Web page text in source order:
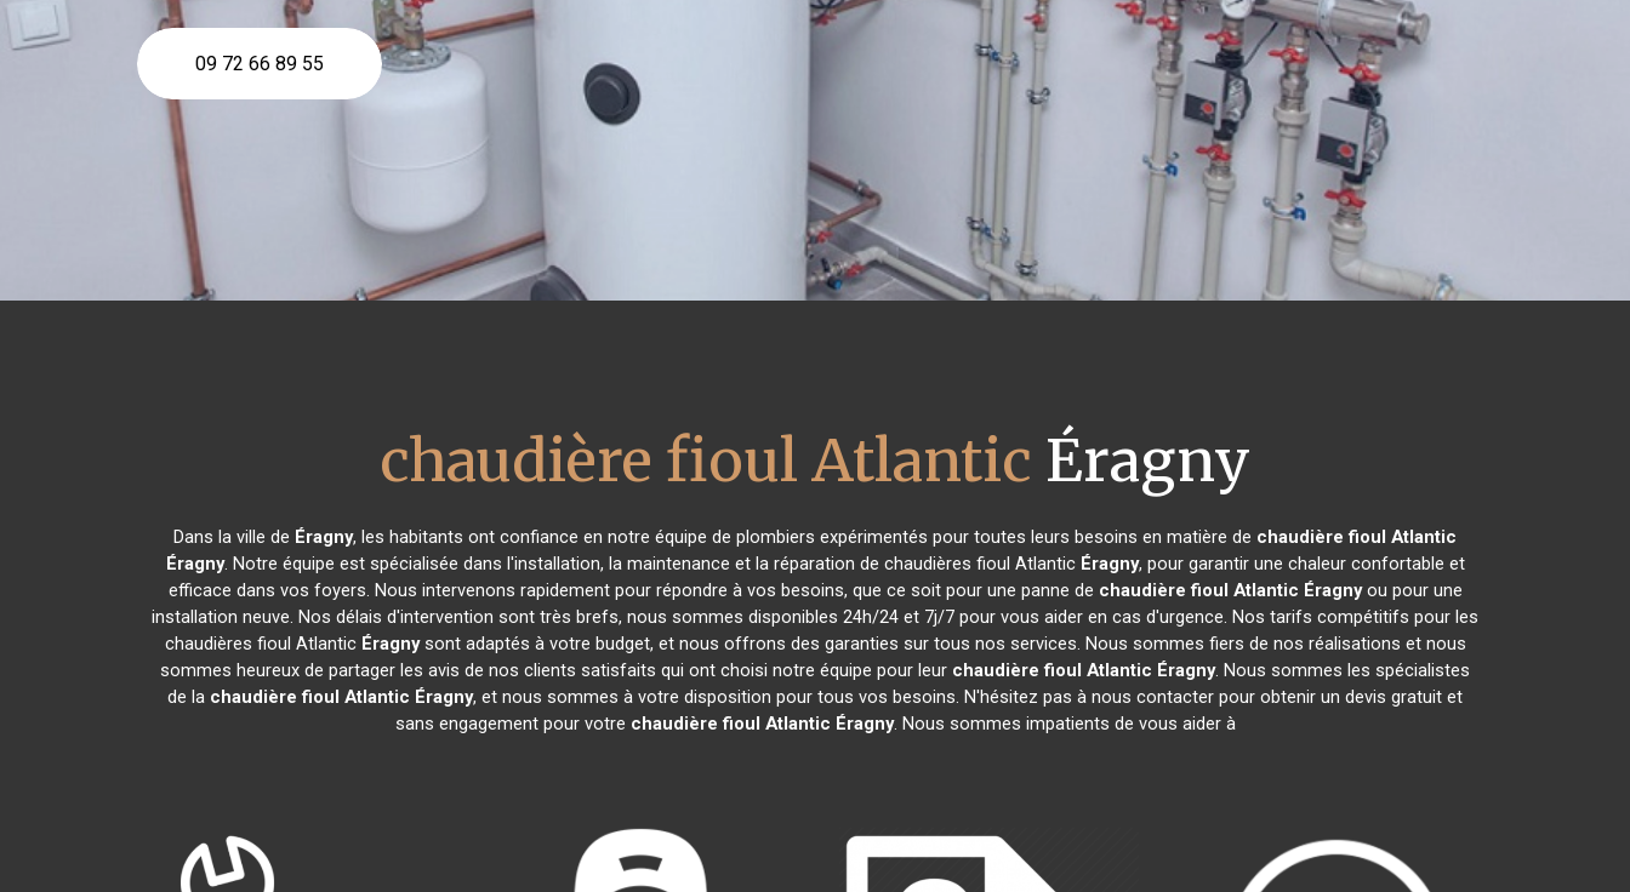
09 72 66 89 55
chaudière fioul Atlantic Éragny
Dans la ville de Éragny, les habitants ont confiance en notre équipe de plombiers expérimentés pour toutes leurs besoins en matière de chaudière fioul Atlantic
Éragny. Notre équipe est spécialisée dans l'installation, la maintenance et la réparation de chaudières fioul Atlantic Éragny, pour garantir une chaleur confortable et
efficace dans vos foyers. Nous intervenons rapidement pour répondre à vos besoins, que ce soit pour une panne de chaudière fioul Atlantic Éragnyou pour une
installation neuve. Nos délais d'intervention sont très brefs, nous sommes disponibles 24h/24 et 7j/7 pour vous aider en cas d'urgence. Nos tarifs compétitifs pour les
chaudières fioul Atlantic Éragnysont adaptés à votre budget, et nous offrons des garanties sur tous nos services. Nous sommes fiers de nos réalisations et nous
sommes heureux de partager les avis de nos clients satisfaits qui ont choisi notre équipe pour leur chaudière fioul Atlantic Éragny. Nous sommes les spécialistes
de la chaudière fioul Atlantic Éragny, et nous sommes à votre disposition pour tous vos besoins. N'hésitez pas à nous contacter pour obtenir un devis gratuit et
sans engagement pour votre chaudière fioul Atlantic Éragny. Nous sommes impatients de vous aider à